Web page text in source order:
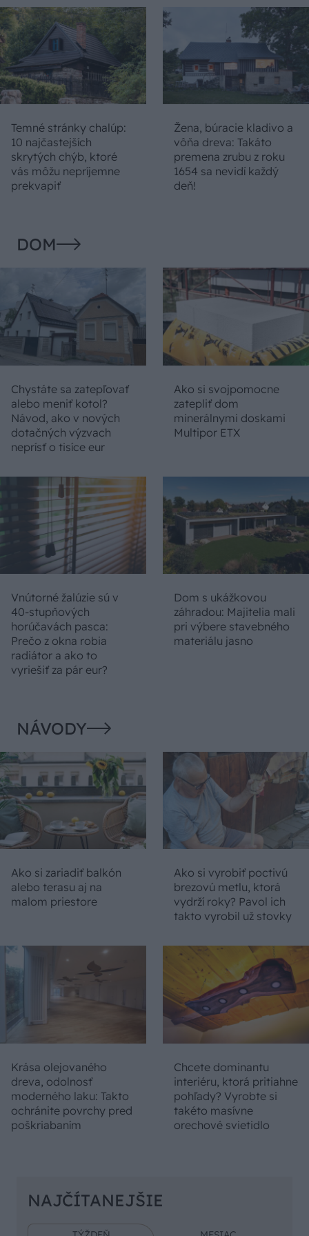
Temné stránky chalúp:
10 najčastejších
skrytých chýb, ktoré
vás môžu nepríjemne
prekvapiť
Žena, búracie kladivo a
vôňa dreva: Takáto
premena zrubu z roku
1654 sa nevidí každý
deň!
DOM
Chystáte sa zatepľovať
alebo meniť kotol?
Návod, ako v nových
dotačných výzvach
neprísť o tisíce eur
Ako si svojpomocne
zatepliť dom
minerálnymi doskami
Multipor ETX
Vnútorné žalúzie sú v
40-stupňových
horúčavách pasca:
Prečo z okna robia
radiátor a ako to
vyriešiť za pár eur?
Dom s ukážkovou
záhradou: Majitelia mali
pri výbere stavebného
materiálu jasno
NÁVODY
Ako si zariadiť balkón
alebo terasu aj na
malom priestore
Ako si vyrobiť poctivú
brezovú metlu, ktorá
vydrží roky? Pavol ich
takto vyrobil už stovky
Krása olejovaného
dreva, odolnosť
moderného laku: Takto
ochránite povrchy pred
poškriabaním
Chcete dominantu
interiéru, ktorá pritiahne
pohľady? Vyrobte si
takéto masívne
orechové svietidlo
NAJČÍTANEJŠIE